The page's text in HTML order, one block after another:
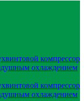
компрессор
охлаждением
компрессор
охлаждением